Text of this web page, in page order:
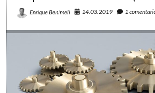
Enrique Benimeli 14.03.2019 1